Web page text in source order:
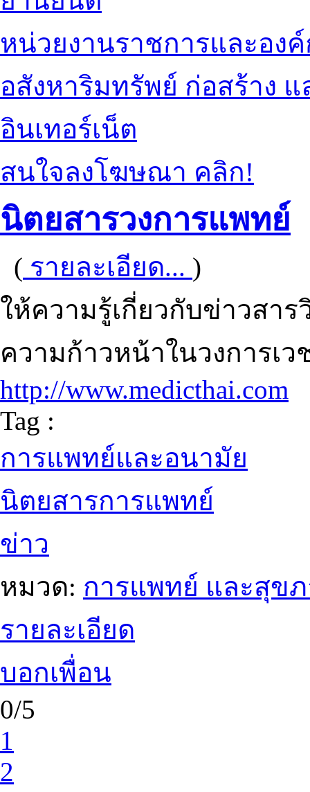
หน่วยงานราชการและอง
อสังหาริมทรัพย์ ก่อสร้าง
อินเทอร์เน็ต
สนใจลงโฆษณา คลิก!
นิตยสารวงการแพทย์
( รายละเอียด... )
ให้ความรู้เกี่ยวกับข่าวสา
ความก้าวหน้าในวงการ
http://www.medicthai.com
Tag :
การแพทย์และอนามัย
นิตยสารการแพทย์
ข่าว
หมวด: การแพทย์ และสุข
รายละเอียด
บอกเพื่อน
0/5
1
2